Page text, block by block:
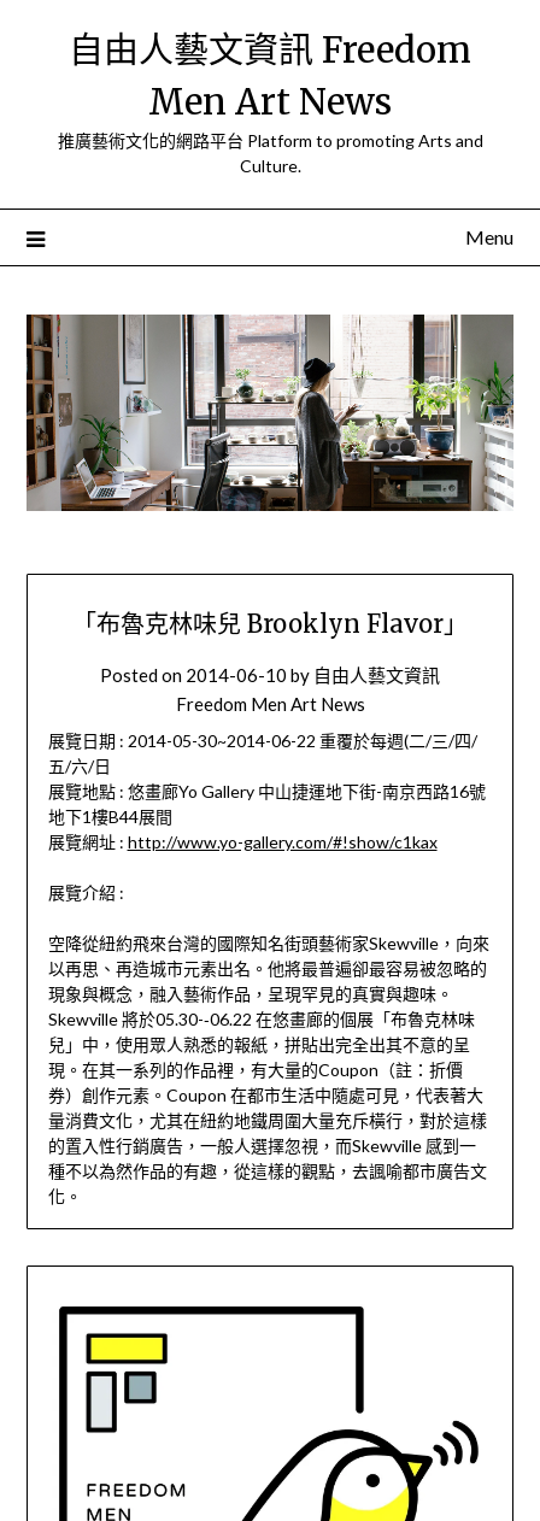
自由人藝文資訊 Freedom
Men Art News
推廣藝術文化的網路平台 Platform to promoting Arts and
Culture.
Menu
「布魯克林味兒 Brooklyn Flavor」
Posted on 2014-06-10 by 自由人藝文資訊
Freedom Men Art News
展覽日期 : 2014-05-30~2014-06-22 重覆於每週(二/三/四/
五/六/日
展覽地點 : 悠畫廊Yo Gallery 中山捷運地下街-南京西路16號
地下1樓B44展間
展覽網址 : http://www.yo-gallery.com/#!show/c1kax
展覽介紹 :
空降從紐約飛來台灣的國際知名街頭藝術家Skewville，向來
以再思、再造城市元素出名。他將最普遍卻最容易被忽略的
現象與概念，融入藝術作品，呈現罕見的真實與趣味。
Skewville 將於05.30-­‐06.22 在悠畫廊的個展「布魯克林味
兒」中，使用眾人熟悉的報紙，拼貼出完全出其不意的呈
現。在其一系列的作品裡，有大量的Coupon（註：折價
券）創作元素。Coupon 在都市生活中隨處可見，代表著大
量消費文化，尤其在紐約地鐵周圍大量充斥橫行，對於這樣
的置入性行銷廣告，一般人選擇忽視，而Skewville 感到一
種不以為然作品的有趣，從這樣的觀點，去諷喻都市廣告文
化。